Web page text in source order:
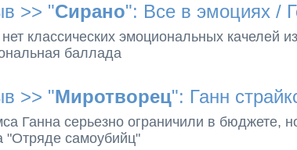
>> "Сирано": Все в эмоциях/
классических эмоциональных качелей
баллада
>> "Миротворец": Ганн
Ганна серьезно ограничили в бюджете,
"Отряде самоубийц"